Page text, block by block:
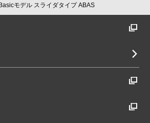
モデル スライダタイプ ABAS